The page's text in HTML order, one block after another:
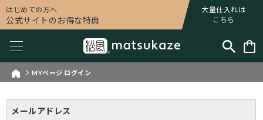
はじめての方へ
公式サイトのお得な特典
大量仕入れは
こちら
MYページ ログイン
メールアドレス